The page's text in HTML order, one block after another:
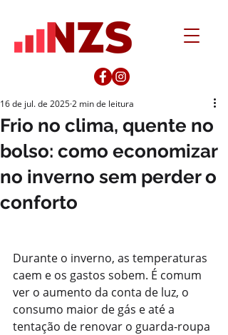
Frio no clima, quente no
bolso: como economizar
no inverno sem perder o
conforto
16 de jul. de 20252 min de leitura
Durante o inverno, as temperaturas
caem e os gastos sobem. É comum
ver o aumento da conta de luz, o
consumo maior de gás e até a
tentação de renovar o guarda-roupa